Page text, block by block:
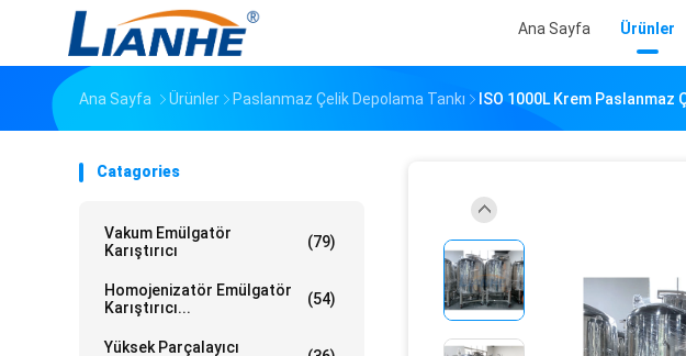
Ana Sayfa Ürünler
Ana Sayfa Ürünler Paslanmaz Çelik Depolama Tankı ISO 1000L Krem Paslanmaz
Catagories
Vakum Emülgatör
Karıştırıcı
(79)
Homojenizatör Emülgatör
Karıştırıcı...
(54)
Yüksek Parçalayıcı